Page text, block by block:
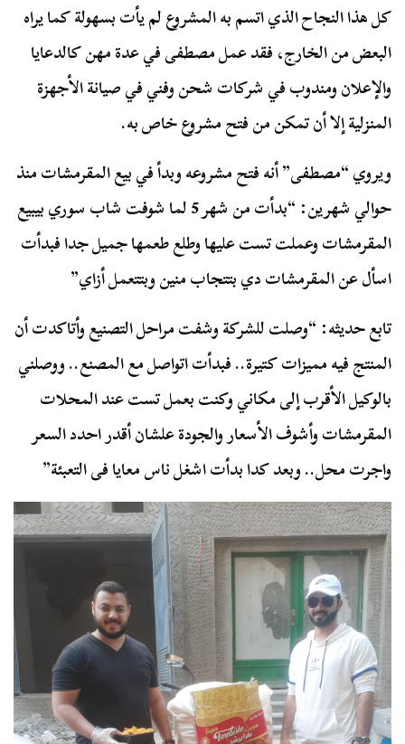
كل هذا النجاح الذي اتسم به المشروع لم يأت بسهولة كما يراه
البعض من الخارج، فقد عمل مصطفى في عدة مهن كالدعايا
والإعلان ومندوب في شركات شحن وفني في صيانة الأجهزة
المنزلية إلا أن تمكن من فتح مشروع خاص به.
ويروي “مصطفى” أنه فتح مشروعه وبدأ في بيع المقرمشات منذ
حوالي شهرين: “بدأت من شهر 5 لما شوفت شاب سوري بيبيع
المقرمشات وعملت تست عليها وطلع طعمها جميل جدا فبدأت
اسأل عن المقرمشات دي بتتجاب منين وبتتعمل أزاي”
تابع حديثه: “وصلت للشركة وشفت مراحل التصنيع وأتاكدت أن
المنتج فيه مميزات كتيرة.. فبدأت اتواصل مع المصنع.. ووصلني
بالوكيل الأقرب إلى مكاني وكنت بعمل تست عند المحلات
المقرمشات وأشوف الأسعار والجودة علشان أقدر احدد السعر
واجرت محل.. وبعد كدا بدأت اشغل ناس معايا فى التعبئة”